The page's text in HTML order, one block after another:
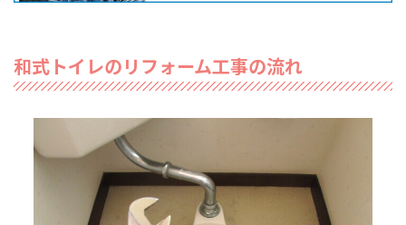
和式トイレのリフォーム工事の流れ